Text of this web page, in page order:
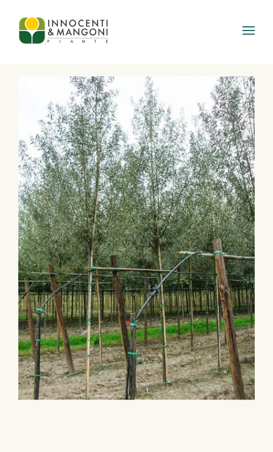
Skip to main content